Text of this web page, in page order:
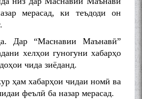
мерасад, ки теъдоди он
Дар “Маснавии Маънавӣ”
хелҳои гуногуни хабарҳо
чида зиёданд.
ҳам хабарҳои чидаи номӣ ва
феълӣ ба назар мерасад.